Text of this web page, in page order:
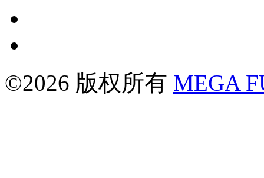
©2026 版权所有 MEGA